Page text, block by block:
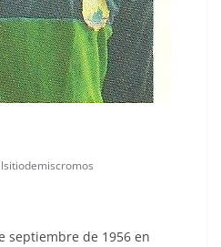
septiembre de 1956 en